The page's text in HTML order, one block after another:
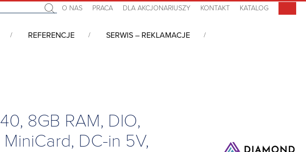
O NAS PRACA DLA AKCJONARIUSZY KONTAKT KATALOG
REFERENCJE SERWIS – REKLAMACJE
8GB RAM, DIO,
DC-in 5V,